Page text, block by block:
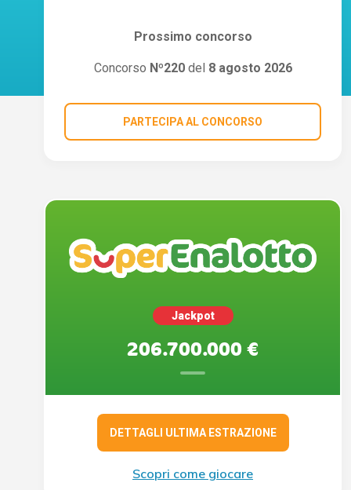
Prossimo concorso
Concorso Nº220del 8 agosto 2026
PARTECIPA AL CONCORSO
Jackpot
206.700.000 €
DETTAGLI ULTIMA ESTRAZIONE
Scopri come giocare